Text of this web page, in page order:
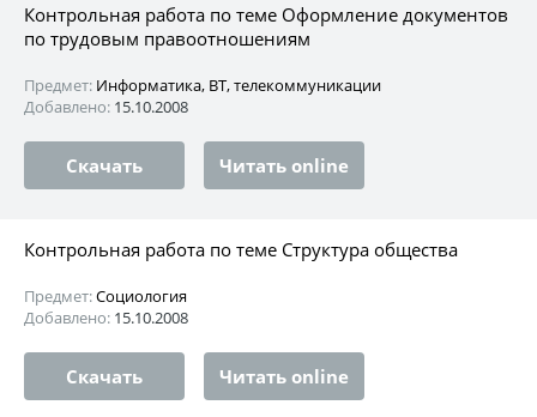
Контрольная работа по теме Оформление документов
по трудовым правоотношениям
Предмет: Информатика, ВТ, телекоммуникации
Добавлено: 15.10.2008
Скачать Читать online
Контрольная работа по теме Структура общества
Предмет:Социология
Добавлено: 15.10.2008
Скачать Читать online